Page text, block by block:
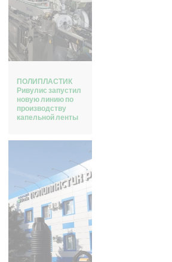
ПОЛИПЛАСТИК
Ривулис запустил
новую линию по
производству
капельной ленты